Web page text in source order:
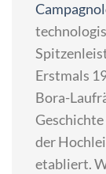
Erstmals
Bora-
der
etabliert.